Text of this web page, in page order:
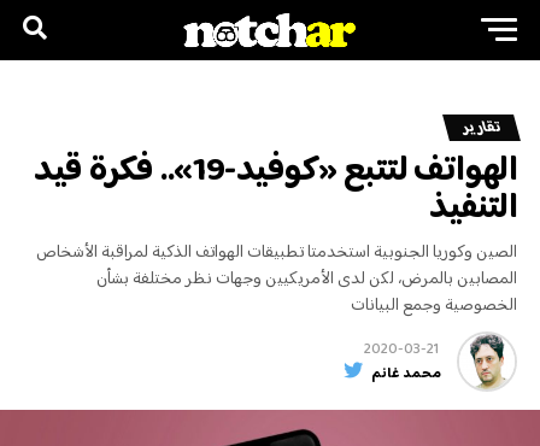
تقارير
الهواتف لتتبع «كوفيد-19».. فكرة قيد
التنفيذ
الصين وكوريا الجنوبية استخدمتا تطبيقات الهواتف الذكية لمراقبة الأشخاص
المصابين بالمرض، لكن لدى الأمريكيين وجهات نظر مختلفة بشأن
الخصوصية وجمع البيانات
2020-03-21
محمد غانم